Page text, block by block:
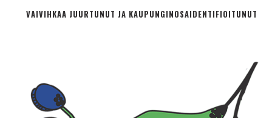
VAIVIHKAA JUURTUNUT JA KAUPUNGINOSA­IDENTIFIOITUNUT